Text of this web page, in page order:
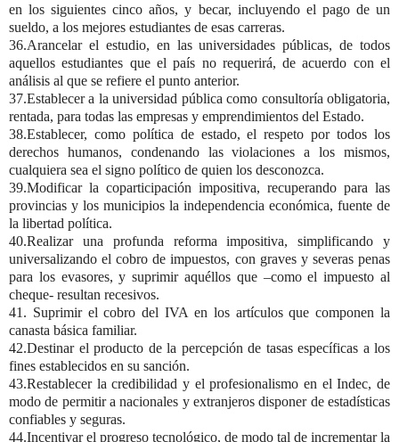
en los siguientes cinco años, y becar, incluyendo el pago de un
sueldo, a los mejores estudiantes de esas carreras.
36.Arancelar el estudio, en las universidades públicas, de todos
aquellos estudiantes que el país no requerirá, de acuerdo con el
análisis al que se refiere el punto anterior.
37.Establecer a la universidad pública como consultoría obligatoria,
rentada, para todas las empresas y emprendimientos del Estado.
38.Establecer, como política de estado, el respeto por todos los
derechos humanos, condenando las violaciones a los mismos,
cualquiera sea el signo político de quien los desconozca.
39.Modificar la coparticipación impositiva, recuperando para las
provincias y los municipios la independencia económica, fuente de
la libertad política.
40.Realizar una profunda reforma impositiva, simplificando y
universalizando el cobro de impuestos, con graves y severas penas
para los evasores, y suprimir aquéllos que –como el impuesto al
cheque- resultan recesivos.
41. Suprimir el cobro del IVA en los artículos que componen la
canasta básica familiar.
42.Destinar el producto de la percepción de tasas específicas a los
fines establecidos en su sanción.
43.Restablecer la credibilidad y el profesionalismo en el Indec, de
modo de permitir a nacionales y extranjeros disponer de estadísticas
confiables y seguras.
44.Incentivar el progreso tecnológico, de modo tal de incrementar la